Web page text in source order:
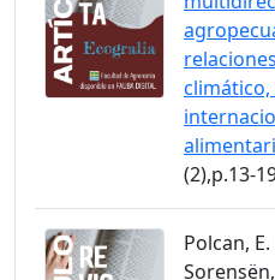
(2),p.13-
Polcan, E.